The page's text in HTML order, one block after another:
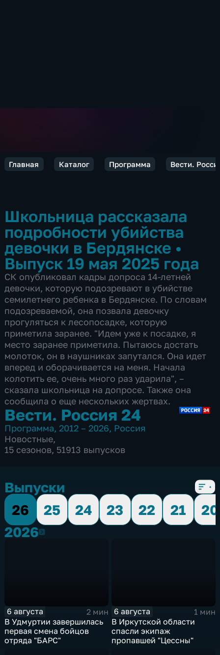
Главная Каталог Программа Вести.
Школьница рассказала
подробности убийства
девочки в Бердянске •
Выпуск 19 мая 2025 года
СК опубликовал кадры допроса 14-летней
девочки, которую подозревают в убийстве
семилетнего ребенка в Бердянске. По словам
подозреваемой, она позвала девочку
прогуляться к лесопосадке, которую
приметила заранее. "Идем уже к посадке, я
место заранее приметила. Пытаюсь достать
молоток, он в наушниках запутался. Она идет
вперед и оборачивается на меня. Начала
колотить ее, очень много раз ударила", –
сказала школьница на допросе. Также она
сообщила о еще нескольких жертвах.
Вести. Россия 24
Программа, 2012 – 2026, Россия
Новостные,
15 сезонов, 51913 выпусков
Выпуски
26
25 24 23 22 21
20
20262026
6 августа
2 мин
В Удмуртии завершилась
первая смена бойцов
отряда "БАРС"
6 августа
1 мин
В Иркутской области
спасли экипаж
пропавшей "Цессны"